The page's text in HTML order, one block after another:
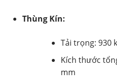
Thùng Kín:
Tải trọng: 930
Kích thước
mm